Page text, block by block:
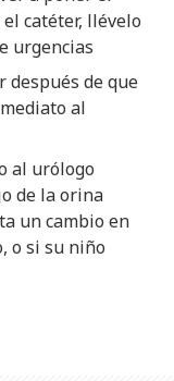
catéter, llévelo
urgencias
después de que
al
al urólogo
de la orina
un cambio en
o si su niño